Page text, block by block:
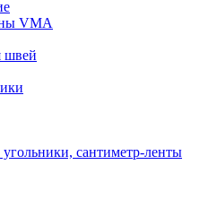
VMA
швей
сантиметр-ленты